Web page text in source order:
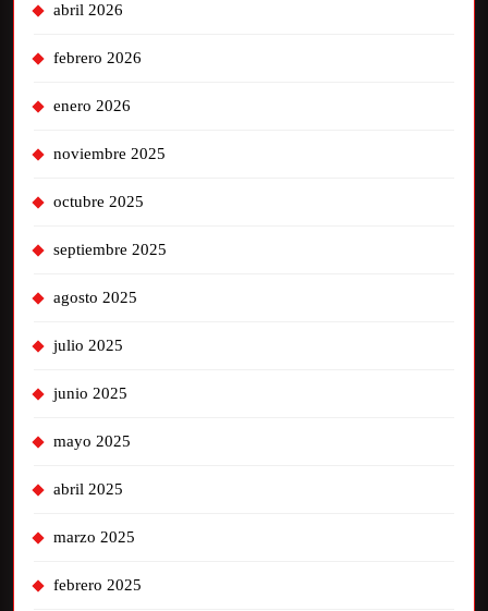
abril 2026
febrero 2026
enero 2026
noviembre 2025
octubre 2025
septiembre 2025
agosto 2025
julio 2025
junio 2025
mayo 2025
abril 2025
marzo 2025
febrero 2025